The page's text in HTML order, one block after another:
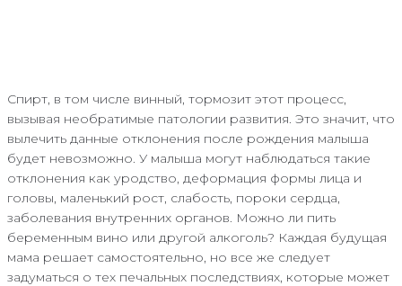
Спирт, в том числе винный, тормозит этот процесс,
вызывая необратимые патологии развития. Это значит, что
вылечить данные отклонения после рождения малыша
будет невозможно. У малыша могут наблюдаться такие
отклонения как уродство, деформация формы лица и
головы, маленький рост, слабость, пороки сердца,
заболевания внутренних органов. Можно ли пить
беременным вино или другой алкоголь? Каждая будущая
мама решает самостоятельно, но все же следует
задуматься о тех печальных последствиях, которые может